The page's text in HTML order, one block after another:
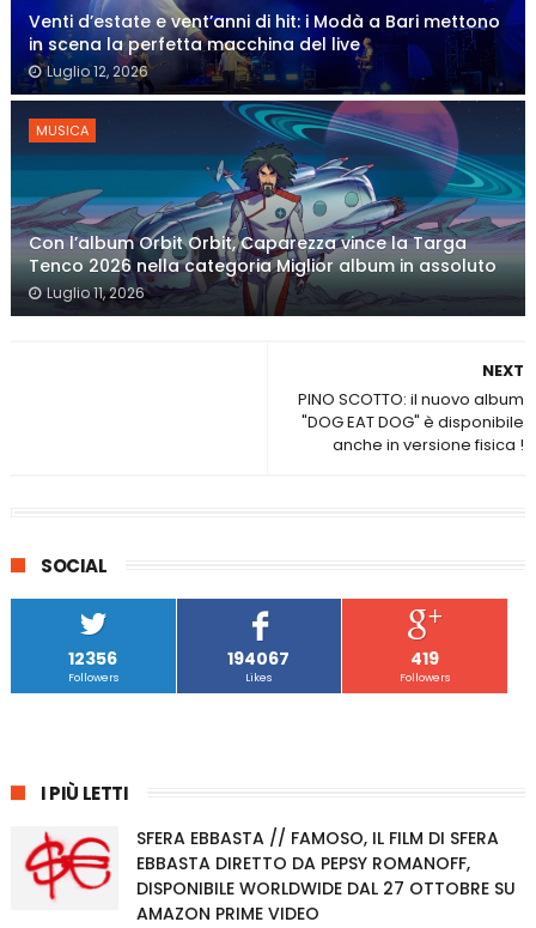
Venti d’estate e vent’anni di hit: i Modà a Bari mettono
in scena la perfetta macchina del live
Luglio 12, 2026
MUSICA
Con l’album Orbit Orbit, Caparezza vince la Targa
Tenco 2026 nella categoria Miglior album in assoluto
Luglio 11, 2026
NEXT
PINO SCOTTO: il nuovo album
"DOG EAT DOG" è disponibile
anche in versione fisica !
SOCIAL
12356
Followers
194067
Likes
419
Followers
I PIÙ LETTI
SFERA EBBASTA // FAMOSO, IL FILM DI SFERA
EBBASTA DIRETTO DA PEPSY ROMANOFF,
DISPONIBILE WORLDWIDE DAL 27 OTTOBRE SU
AMAZON PRIME VIDEO